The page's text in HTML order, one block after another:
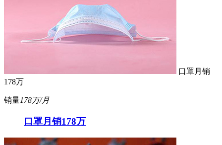
口罩月销
178万
销量178万/月
口罩月销178万